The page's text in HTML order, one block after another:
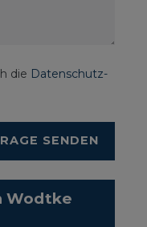
die Daten­schutz­
SENDEN
Wodtke